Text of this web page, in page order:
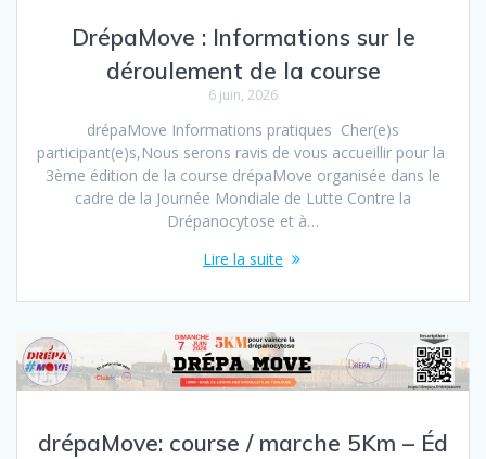
DrépaMove : Informations sur le
déroulement de la course
6 juin, 2026
drépaMove Informations pratiques Cher(e)s
participant(e)s,Nous serons ravis de vous accueillir pour la
3ème édition de la course drépaMove organisée dans le
cadre de la Journée Mondiale de Lutte Contre la
Drépanocytose et à…
Lire la suite
drépaMove: course / marche 5Km – Éd